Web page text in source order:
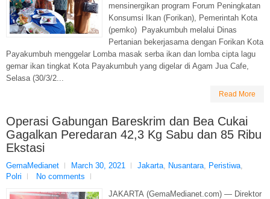
mensinergikan program Forum Peningkatan
Konsumsi Ikan (Forikan), Pemerintah Kota
(pemko) Payakumbuh melalui Dinas
Pertanian bekerjasama dengan Forikan Kota
Payakumbuh menggelar Lomba masak serba ikan dan lomba cipta lagu
gemar ikan tingkat Kota Payakumbuh yang digelar di Agam Jua Cafe,
Selasa (30/3/2...
Read More
Operasi Gabungan Bareskrim dan Bea Cukai
Gagalkan Peredaran 42,3 Kg Sabu dan 85 Ribu
Ekstasi
GemaMedianet March 30, 2021 Jakarta Nusantara Peristiwa
Polri
No comments
JAKARTA (GemaMedianet.com) — Direktor